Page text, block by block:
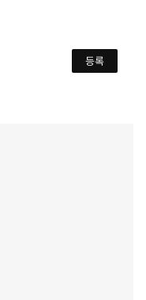
등록